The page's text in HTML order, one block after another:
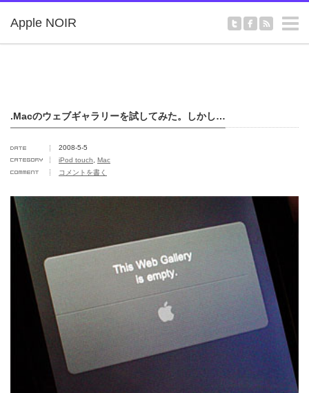
Apple NOIR
.Macのウェブギャラリーを試してみた。しかし…
2008-5-5
iPod touch
Mac
コメントを書く